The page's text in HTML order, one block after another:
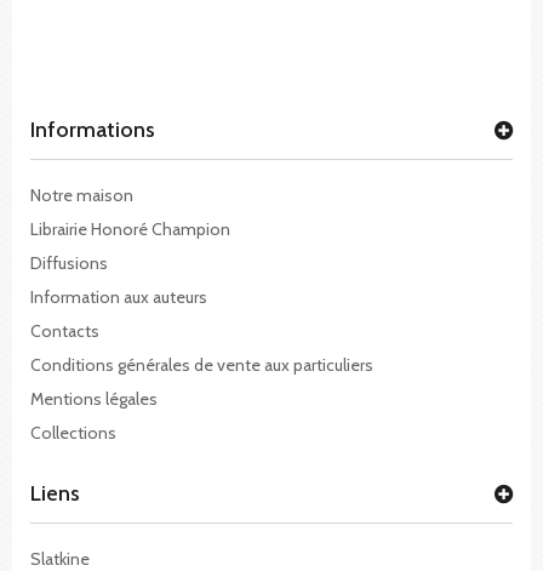
Informations
Notre maison
Librairie Honoré Champion
Diffusions
Information aux auteurs
Contacts
Conditions générales de vente aux particuliers
Mentions légales
Collections
Liens
Slatkine